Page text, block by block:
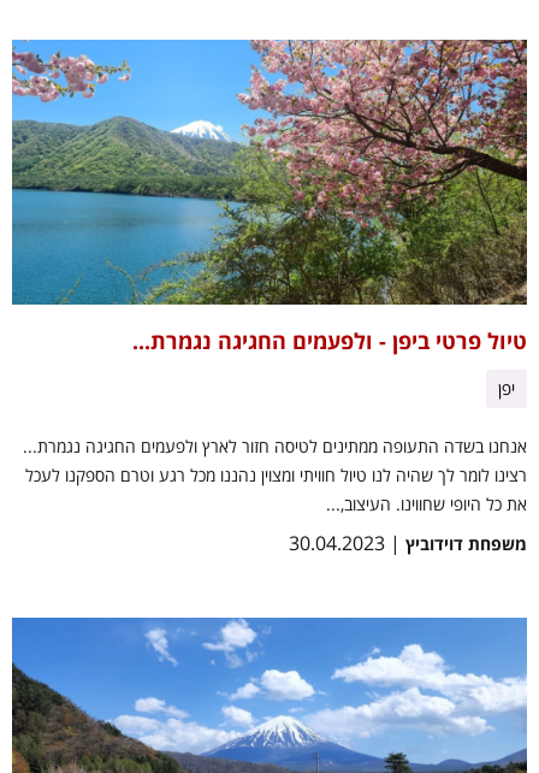
טיול פרטי ביפן - ולפעמים החגיגה נגמרת...
יפן
אנחנו בשדה התעופה ממתינים לטיסה חזור לארץ ולפעמים החגיגה נגמרת...
רצינו לומר לך שהיה לנו טיול חוויתי ומצוין נהננו מכל רגע וטרם הספקנו לעכל
את כל היופי שחווינו. העיצוב,...
משפחת דוידוביץ | 30.04.2023